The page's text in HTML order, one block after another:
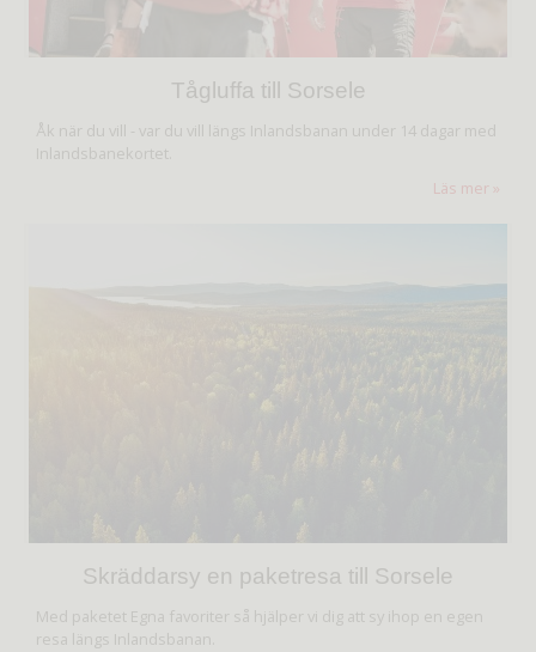
Tågluffa till Sorsele
Åk när du vill - var du vill längs Inlandsbanan under 14 dagar med
Inlandsbanekortet.
Läs mer
Skräddarsy en paketresa till Sorsele
Med paketet Egna favoriter så hjälper vi dig att sy ihop en egen
resa längs Inlandsbanan.